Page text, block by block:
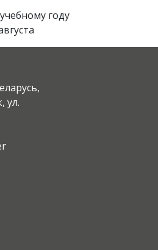
году
ул.